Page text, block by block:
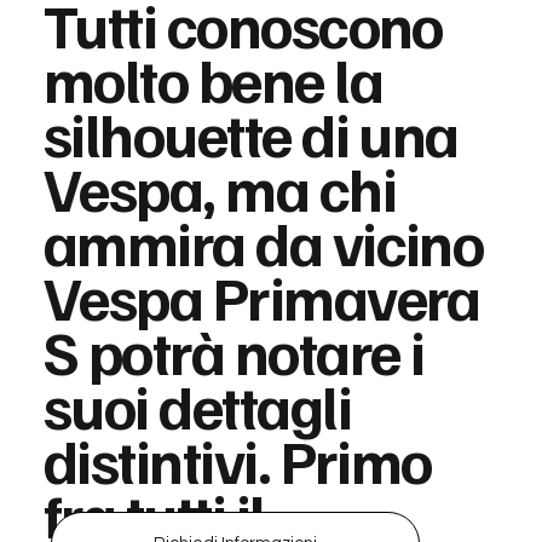
Tutti conoscono
molto bene la
silhouette di una
Vespa, ma chi
ammira da vicino
Vespa Primavera
S potrà notare i
suoi dettagli
distintivi. Primo
fra tutti il